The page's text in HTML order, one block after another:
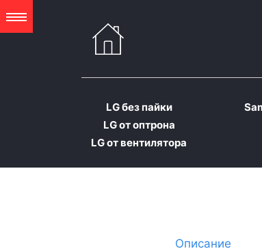
LG без пайки
LG от оптрона
LG от вентилятора
Описание